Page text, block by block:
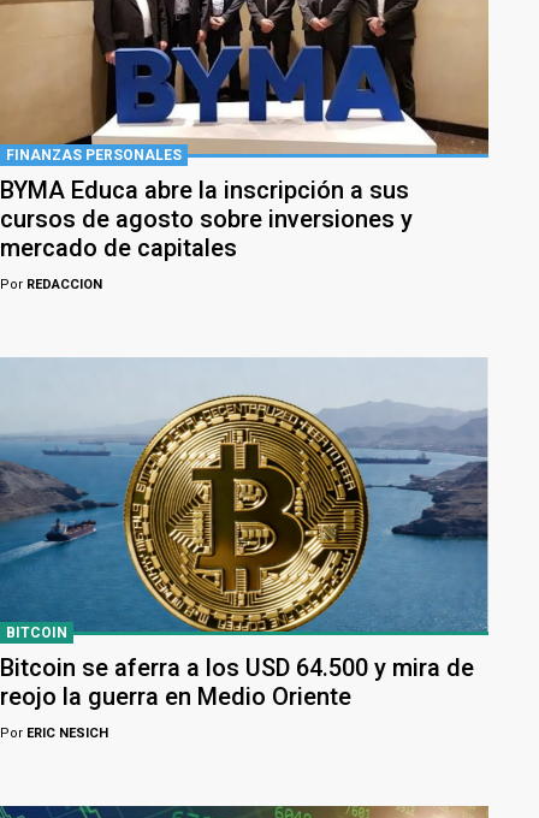
FINANZAS PERSONALES
BYMA Educa abre la inscripción a sus
cursos de agosto sobre inversiones y
mercado de capitales
Por REDACCION
BITCOIN
Bitcoin se aferra a los USD 64.500 y mira de
reojo la guerra en Medio Oriente
Por ERIC NESICH